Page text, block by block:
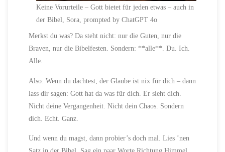
Keine Vorurteile – Gott bietet für jeden etwas – auch in
der Bibel, Sora, prompted by ChatGPT 4o
Merkst du was? Da steht nicht: nur die Guten, nur die
Braven, nur die Bibelfesten. Sondern: **alle**. Du. Ich.
Alle.
Also: Wenn du dachtest, der Glaube ist nix für dich – dann
lass dir sagen: Gott hat da was für dich. Er sieht dich.
Nicht deine Vergangenheit. Nicht dein Chaos. Sondern
dich. Echt. Ganz.
Und wenn du magst, dann probier’s doch mal. Lies ’nen